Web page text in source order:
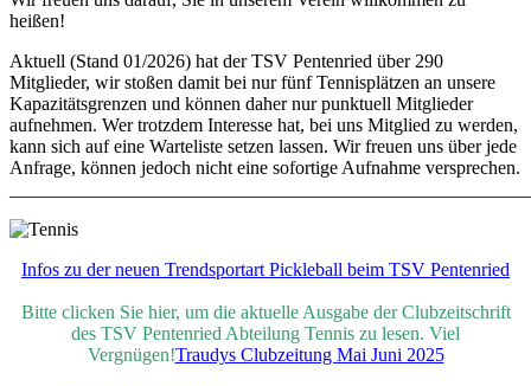
heißen!
Aktuell (Stand 01/2026) hat der TSV Pentenried über 290
Mitglieder, wir stoßen damit bei nur fünf Tennisplätzen an unsere
Kapazitätsgrenzen und können daher nur punktuell Mitglieder
aufnehmen. Wer trotzdem Interesse hat, bei uns Mitglied zu werden,
kann sich auf eine Warteliste setzen lassen. Wir freuen uns über jede
Anfrage, können jedoch nicht eine sofortige Aufnahme versprechen.
Infos zu der neuen Trendsportart Pickleball beim TSV Pentenried
Bitte clicken Sie hier, um die aktuelle Ausgabe der Clubzeitschrift
des TSV Pentenried Abteilung Tennis zu lesen. Viel
Vergnügen!Traudys Clubzeitung Mai Juni 2025